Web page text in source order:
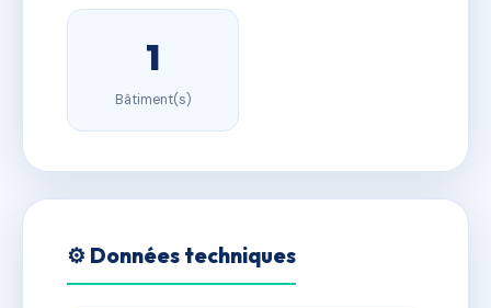
1
Bâtiment(s)
⚙️ Données techniques